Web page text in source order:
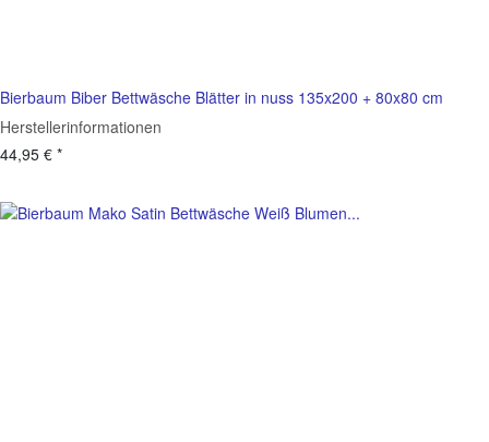
Bierbaum Biber Bettwäsche Blätter in nuss 135x200 + 80x80 cm
Herstellerinformationen
44,95 € *